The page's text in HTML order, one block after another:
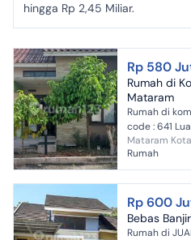
hingga Rp 2,45 Miliar.
Rp 580
Rumah di
Mataram
Rumah di
code : 641 Luas
tidur + 1 kamar mandi
Mataram
Rumah
Rp 600
Bebas Banjir
Rumah di JUAL‼